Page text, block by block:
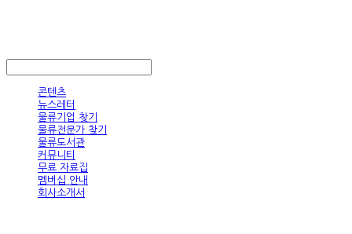
콘텐츠
뉴스레터
물류기업 찾기
물류전문가 찾기
물류도서관
커뮤니티
무료 자료집
멤버십 안내
회사소개서